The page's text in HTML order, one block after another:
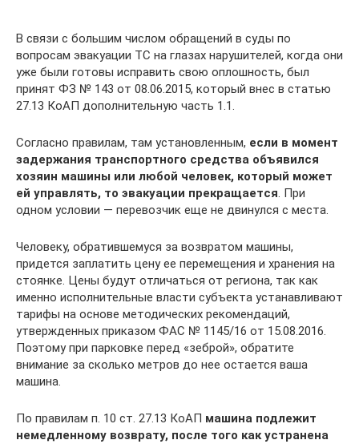
В связи с большим числом обращений в суды по
вопросам эвакуации ТС на глазах нарушителей, когда они
уже были готовы исправить свою оплошность, был
принят ФЗ № 143 от 08.06.2015, который внес в статью
27.13 КоАП дополнительную часть 1.1.
Согласно правилам, там установленным, если в момент
задержания транспортного средства объявился
хозяин машины или любой человек, который может
ей управлять, то эвакуации прекращается. При
одном условии — перевозчик еще не двинулся с места.
Человеку, обратившемуся за возвратом машины,
придется заплатить цену ее перемещения и хранения на
стоянке. Цены будут отличаться от региона, так как
именно исполнительные власти субъекта устанавливают
тарифы на основе методических рекомендаций,
утвержденных приказом ФАС № 1145/16 от 15.08.2016.
Поэтому при парковке перед «зеброй», обратите
внимание за сколько метров до нее остается ваша
машина.
По правилам п. 10 ст. 27.13 КоАП машина подлежит
немедленному возврату, после того как устранена